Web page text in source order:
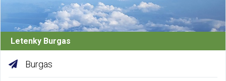
Letenky Burgas
Burgas